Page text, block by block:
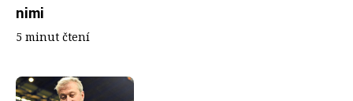
nimi
5 minut čtení